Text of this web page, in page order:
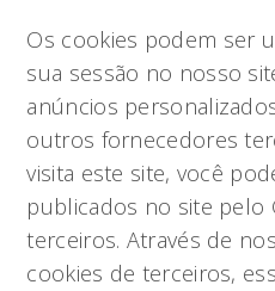
Os cookies podem ser
sua sessão no nosso
anúncios
outros fornecedores
visita este site, você
publicados no site pelo
terceiros. Através de
cookies de terceiros,